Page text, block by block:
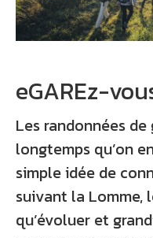
eGAREz-
Les randonnées
longtemps qu’on
simple idée de
suivant la Lomme,
qu’évoluer et